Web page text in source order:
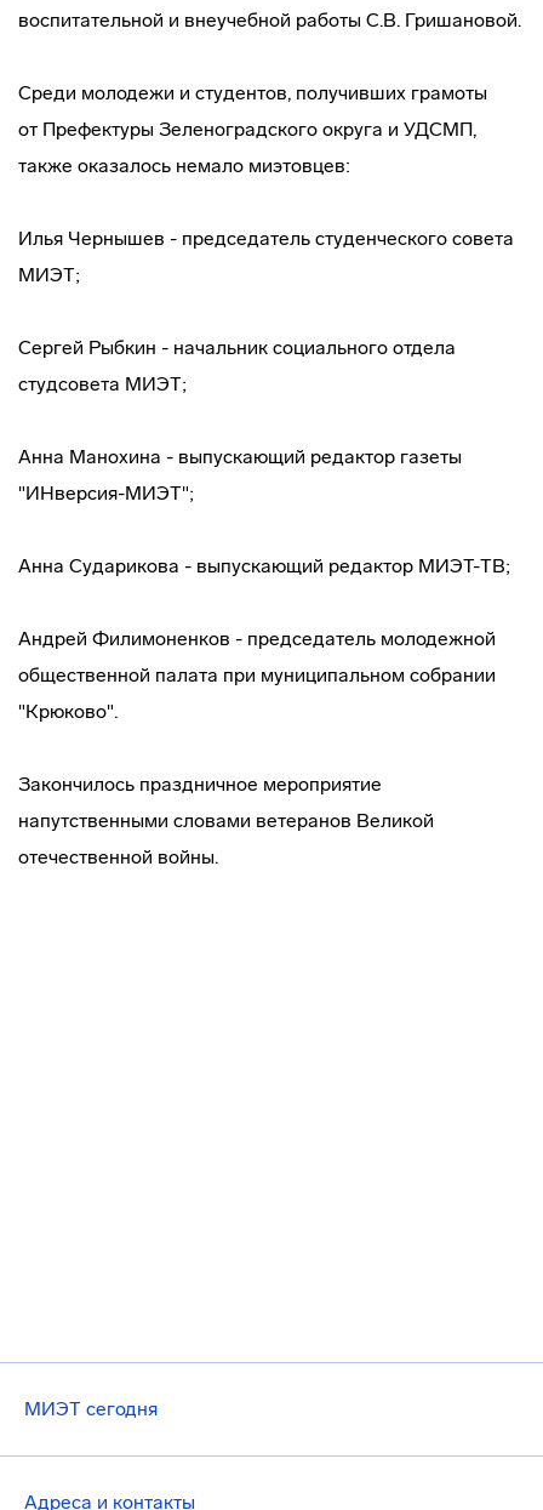
воспитательной и внеучебной работы С.В. Гришановой.
Среди молодежи и студентов, получивших грамоты
от Префектуры Зеленоградского округа и УДСМП,
также оказалось немало миэтовцев:
Илья Чернышев - председатель студенческого совета
МИЭТ;
Сергей Рыбкин - начальник социального отдела
студсовета МИЭТ;
Анна Манохина - выпускающий редактор газеты
"ИНверсия-МИЭТ";
Анна Сударикова - выпускающий редактор МИЭТ-ТВ;
Андрей Филимоненков - председатель молодежной
общественной палата при муниципальном собрании
"Крюково".
Закончилось праздничное мероприятие
напутственными словами ветеранов Великой
отечественной войны.
МИЭТ сегодня
Адреса и контакты